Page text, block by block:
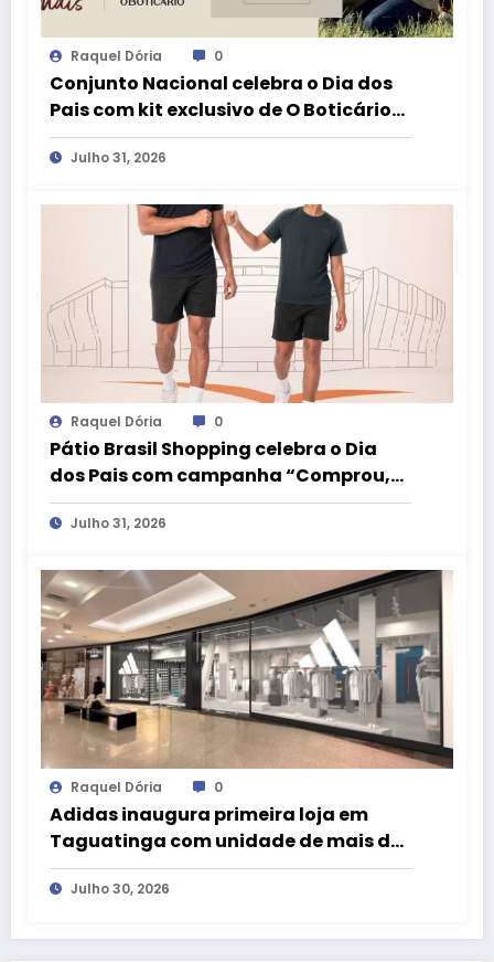
Raquel Dória 0
Conjunto Nacional celebra o Dia dos
Pais com kit exclusivo de O Boticário
no aplicativo aMais
Julho 31, 2026
Raquel Dória 0
Pátio Brasil Shopping celebra o Dia
dos Pais com campanha “Comprou,
Ganhou” e camiseta exclusiva da
LIVE!Julho 31, 2026
Raquel Dória 0
Adidas inaugura primeira loja em
Taguatinga com unidade de mais de
200 m² no Taguatinga Shopping
Julho 30, 2026